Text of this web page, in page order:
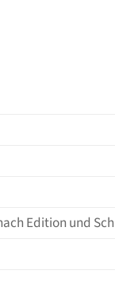
Edition und